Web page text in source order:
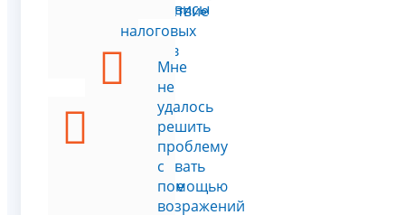
бездействие
налоговых
органов
обжаловать
решение
Мне
не
удалось
решить
проблему
с
помощью
возражений
Все сервисы